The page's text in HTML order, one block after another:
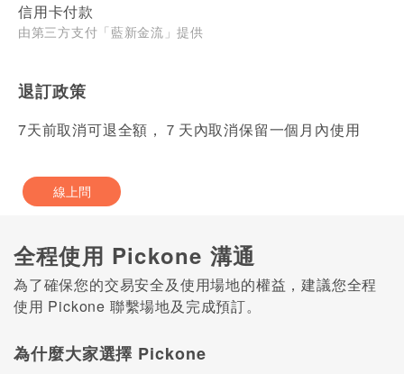
信用卡付款
由第三方支付「藍新金流」提供
退訂政策
7天前取消可退全額，７天內取消保留一個月內使用
線上問
全程使用 Pickone 溝通
為了確保您的交易安全及使用場地的權益，建議您全程
使用 Pickone 聯繫場地及完成預訂。
為什麼大家選擇 Pickone